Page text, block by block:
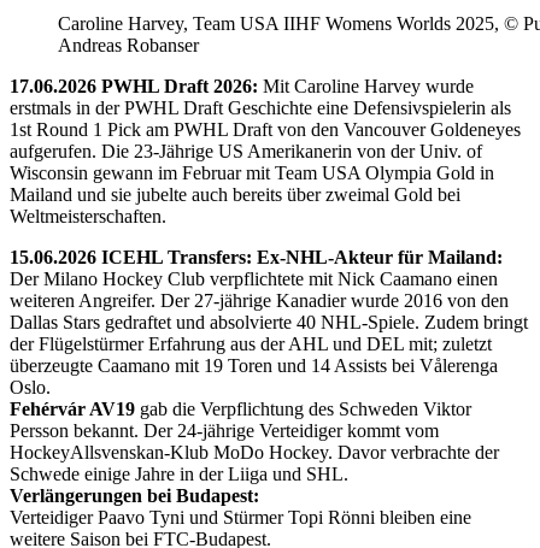
Caroline Harvey, Team USA IIHF Womens Worlds 2025, ©
Andreas Robanser
17.06.2026 PWHL Draft 2026: Mit Caroline Harvey wurde
erstmals in der PWHL Draft Geschichte eine Defensivspielerin als
1st Round 1 Pick am PWHL Draft von den Vancouver Goldeneyes
aufgerufen. Die 23-Jährige US Amerikanerin von der Univ. of
Wisconsin gewann im Februar mit Team USA Olympia Gold in
Mailand und sie jubelte auch bereits über zweimal Gold bei
Weltmeisterschaften.
15.06.2026 ICEHL Transfers: Ex-NHL-Akteur für Mailand:
Der Milano Hockey Club verpflichtete mit Nick Caamano einen
weiteren Angreifer. Der 27-jährige Kanadier wurde 2016 von den
Dallas Stars gedraftet und absolvierte 40 NHL-Spiele. Zudem bringt
der Flügelstürmer Erfahrung aus der AHL und DEL mit; zuletzt
überzeugte Caamano mit 19 Toren und 14 Assists bei Vålerenga
Oslo.
Fehérvár AV19 gab die Verpflichtung des Schweden Viktor
Persson bekannt. Der 24-jährige Verteidiger kommt vom
HockeyAllsvenskan-Klub MoDo Hockey. Davor verbrachte der
Schwede einige Jahre in der Liiga und SHL.
Verlängerungen bei Budapest:
Verteidiger Paavo Tyni und Stürmer Topi Rönni bleiben eine
weitere Saison bei FTC-Budapest.